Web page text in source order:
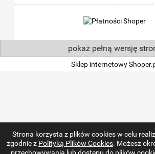
Strona korzysta z plików cookies w celu
zgodnie z Polityką Plików Cookies. Możesz
pokaż pełną wersję
Sklep internetowy